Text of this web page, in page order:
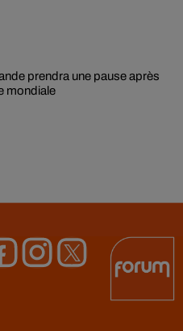
prendra une pause après
mondiale